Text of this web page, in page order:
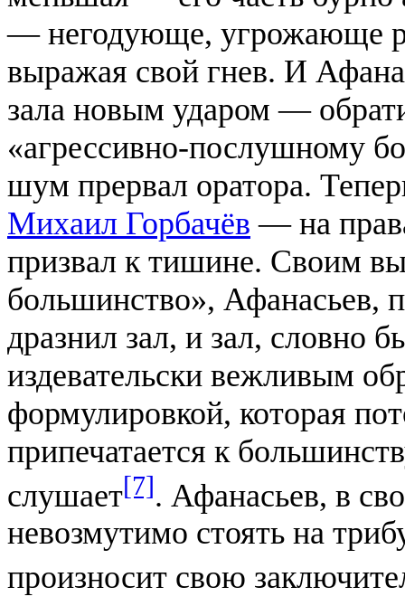
— негодующе, угрожающе
выражая свой гнев. И
зала новым ударом —
«агрессивно-послушному
шум прервал оратора.
Михаил Горбачёв — на
призвал к тишине. Своим
большинство», Афанасьев,
дразнил зал, и зал, словно
издевательски вежливым
формулировкой, которая
припечатается к
слушает[7]. Афанасьев, в
невозмутимо стоять на
произносит свою